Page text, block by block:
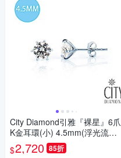
City Diamond引雅『裸星』6爪
K金耳環(小) 4.5mm(浮光流影
系列)
$2,720 85折